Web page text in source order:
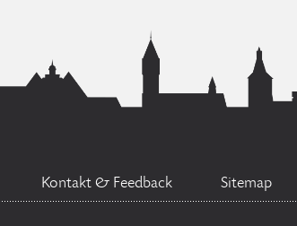
Kontakt & Feedback Sitemap